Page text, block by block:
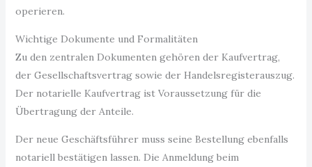
operieren.
Wichtige Dokumente und Formalitäten
Zu den zentralen Dokumenten gehören der Kaufvertrag,
der Gesellschaftsvertrag sowie der Handelsregisterauszug.
Der notarielle Kaufvertrag ist Voraussetzung für die
Übertragung der Anteile.
Der neue Geschäftsführer muss seine Bestellung ebenfalls
notariell bestätigen lassen. Die Anmeldung beim